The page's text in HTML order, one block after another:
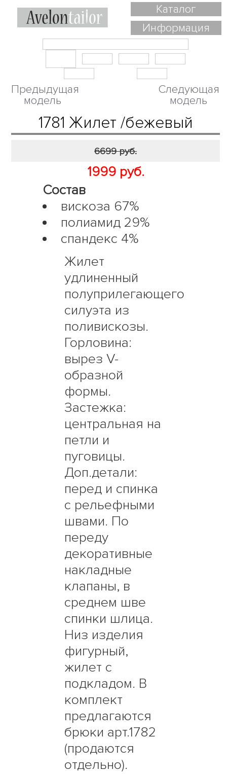
Каталог
Информация
Предыдущая
модель
Следующая
модель
1781 Жилет /бежевый
6699 руб.
1999 руб.
Состав
вискоза 67%
полиамид 29%
спандекс 4%
Жилет
удлиненный
полуприлегающего
силуэта из
поливискозы.
Горловина:
вырез V-
образной
формы.
Застежка:
центральная на
петли и
пуговицы.
Доп.детали:
перед и спинка
с рельефными
швами. По
переду
декоративные
накладные
клапаны, в
среднем шве
спинки шлица.
Низ изделия
фигурный,
жилет с
подкладом. В
комплект
предлагаются
брюки арт.1782
(продаются
отдельно).